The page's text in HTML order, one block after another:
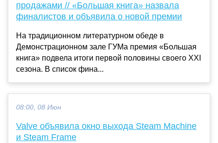
продажами // «Большая книга» назвала
финалистов и объявила о новой премии
На традиционном литературном обеде в
Демонстрационном зале ГУМа премия «Большая
книга» подвела итоги первой половины своего ХХI
сезона. В список фина...
08:00, 08 Июн
Valve объявила окно выхода Steam Machine
и Steam Frame